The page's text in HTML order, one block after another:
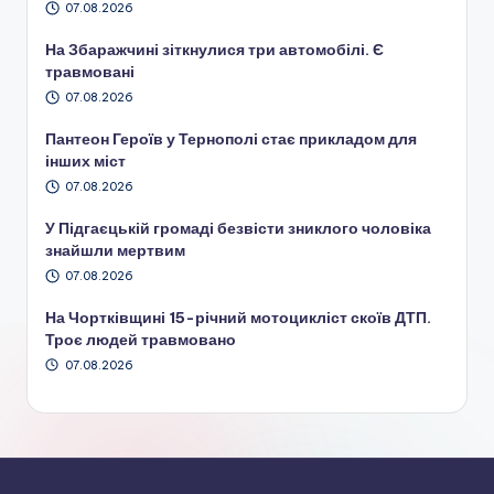
07.08.2026
На Збаражчині зіткнулися три автомобілі. Є
травмовані
07.08.2026
Пантеон Героїв у Тернополі стає прикладом для
інших міст
07.08.2026
У Підгаєцькій громаді безвісти зниклого чоловіка
знайшли мертвим
07.08.2026
На Чортківщині 15-річний мотоцикліст скоїв ДТП.
Троє людей травмовано
07.08.2026